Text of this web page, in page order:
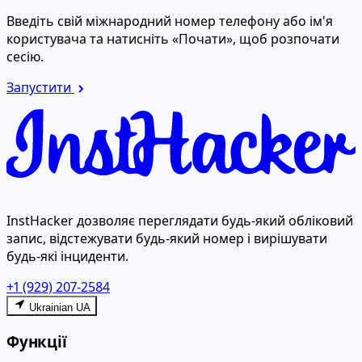
Введіть свій міжнародний номер телефону або ім'я
користувача та натисніть «Почати», щоб розпочати
сесію.
Запустити
InstHacker дозволяє переглядати будь-який обліковий
запис, відстежувати будь-який номер і вирішувати
будь-які інциденти.
+1 (929) 207-2584
Ukrainian UA
Функції